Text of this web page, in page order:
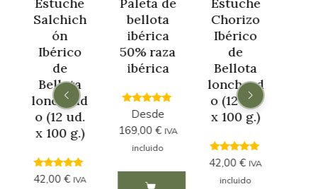
Estuche
Salchich
ón
Ibérico
de
Bellota
lonchead
o (12 ud.
x 100 g.)
5.00
out of 5
42,00€ IVA
Paleta de
bellota
ibérica
50% raza
ibérica
4.67
out of 5
Desde
169,00 € IVA
incluido
Estuche
Chorizo
Ibérico
de
Bellota
lonchead
o (12 ud.
x 100 g.)
5.00
out of 5
42,00€ IVA
incluido